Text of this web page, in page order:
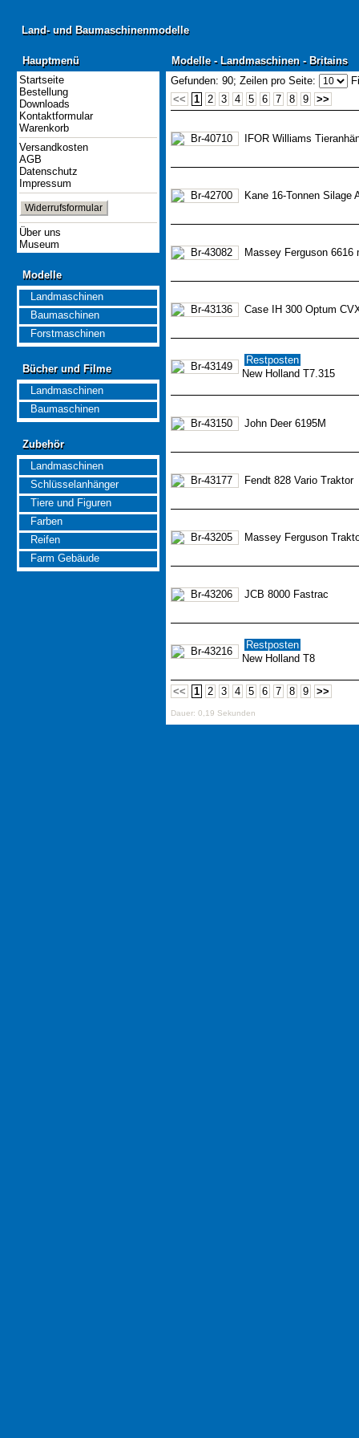
Land- und Baumaschinenmodelle
Land- und Baumaschinenmodelle
Hauptmenü
Hauptmenü
Startseite
Bestellung
Downloads
Kontaktformular
Warenkorb
Versandkosten
AGB
Datenschutz
Impressum
Widerrufsformular
Über uns
Museum
Modelle
Modelle
Landmaschinen
Baumaschinen
Forstmaschinen
Bücher und Filme
Bücher und Filme
Landmaschinen
Baumaschinen
Zubehör
Zubehör
Landmaschinen
Schlüsselanhänger
Tiere und Figuren
Farben
Reifen
Farm Gebäude
Modelle - Landmaschinen - Britains
Modelle - Landmaschinen - Britains
Gefunden: 90; Zeilen pro Seite:
<<
1 2 3 4 5 6 7 8 9 >>
IFOR Williams
Kane 16-Tonnen Silage
Massey Ferguson 6616
Case IH 300 Optum
Restposten
New Holland T7.315
John Deer 6195M
Fendt 828 Vario Traktor
Massey Ferguson
JCB 8000 Fastrac
Restposten
New Holland T8
<< 1 2 3 4 5 6 7 8 9 >>
Dauer: 0,19 Sekunden